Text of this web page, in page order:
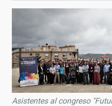
Asistentes al congreso